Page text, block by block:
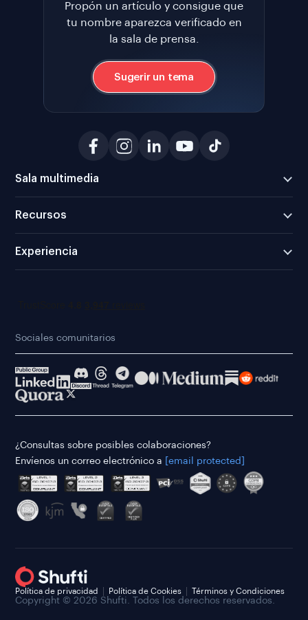
Propón un artículo y consigue que
tu nombre aparezca verificado en
la sala de prensa.
Sugerir un tema
Sala multimedia
Recursos
Experiencia
Sociales comunitarios
¿Consultas sobre posibles colaboraciones?
Envíenos un correo electrónico a
[email protected]
Copyright © 2026 Shufti. Todos los derechos reservados.
Política de privacidad Política de Cookies Términos y Condiciones